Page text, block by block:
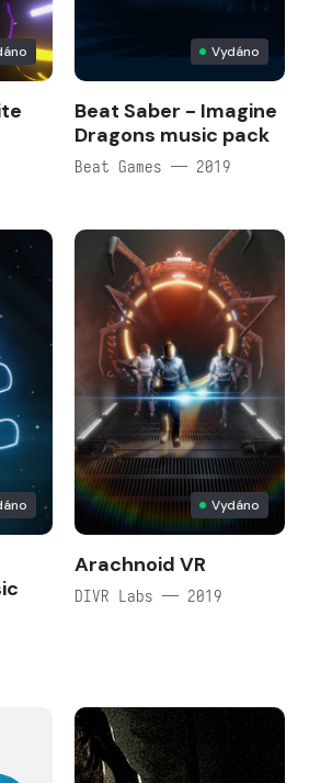
Vydáno
Beat Saber - Imagine
Dragons music pack
Beat Games — 2019
Vydáno
Arachnoid VR
DIVR Labs — 2019